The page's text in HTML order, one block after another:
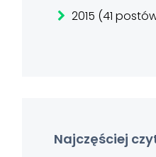
2015 (41
Najczęściej